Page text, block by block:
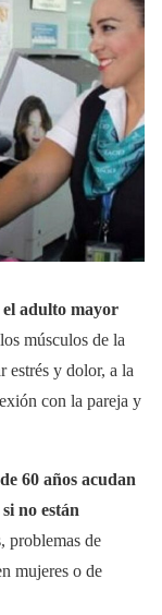
el adulto mayor
músculos de la
estrés y dolor, a la
con la pareja y
60 años acudan
no están
problemas de
mujeres o de